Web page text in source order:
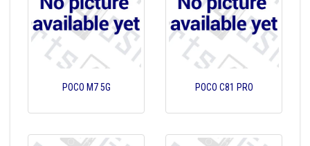
POCO M7 5G POCO C81 PRO